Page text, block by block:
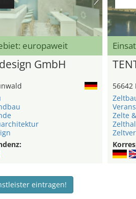
europaweit
GmbH
56642
Zelte
eintragen!